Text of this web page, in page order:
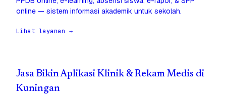
online — sistem informasi akademik untuk sekolah.
Lihat layanan →
Jasa Bikin Aplikasi Klinik & Rekam Medis di
Kuningan